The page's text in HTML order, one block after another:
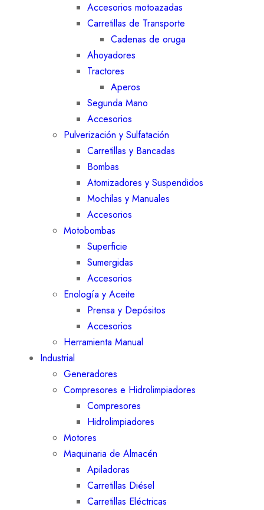
Accesorios motoazadas
Carretillas de Transporte
Cadenas de oruga
Ahoyadores
Tractores
Aperos
Segunda Mano
Accesorios
Pulverización y Sulfatación
Carretillas y Bancadas
Bombas
Atomizadores y Suspendidos
Mochilas y Manuales
Accesorios
Motobombas
Superficie
Sumergidas
Accesorios
Enología y Aceite
Prensa y Depósitos
Accesorios
Herramienta Manual
Industrial
Generadores
Compresores e Hidrolimpiadores
Compresores
Hidrolimpiadores
Motores
Maquinaria de Almacén
Apiladoras
Carretillas Diésel
Carretillas Eléctricas